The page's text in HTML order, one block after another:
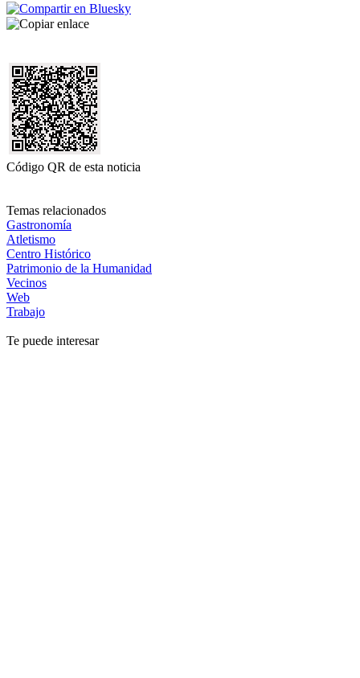
Código QR de esta noticia
Temas relacionados
Gastronomía
Atletismo
Centro Histórico
Patrimonio de la Humanidad
Vecinos
Web
Trabajo
Te puede interesar